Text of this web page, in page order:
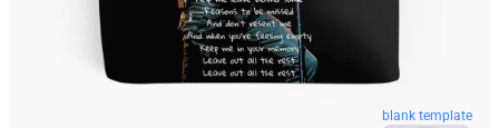
blank template